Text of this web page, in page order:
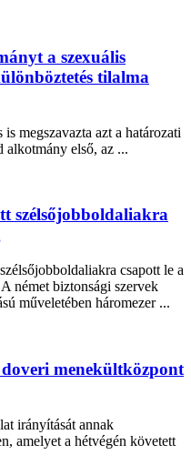
a szexuális
tilalma
megszavazta azt a határozati
alkotmány első, az ...
szélsőjobboldaliakra
csapott le a
német biztonsági szervek
műveletében háromezer ...
menekültközpont
irányítását annak
amelyet a hétvégén követett